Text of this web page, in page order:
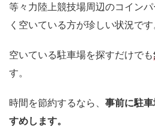
等々力陸上競技場周辺のコイン
く空いている方が珍しい状況です
空いている駐車場を探すだけでも
す。
時間を節約するなら、 事前に駐
すめします。